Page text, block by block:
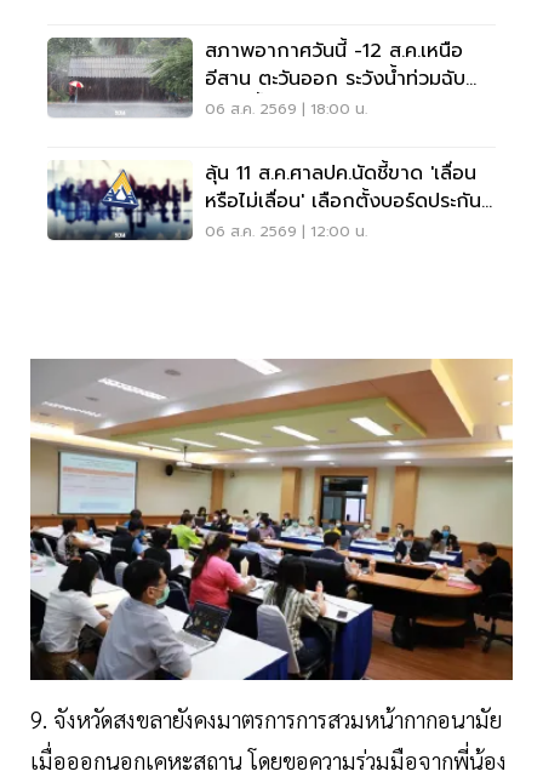
สภาพอากาศวันนี้ -12 ส.ค.เหนือ
อีสาน ตะวันออก ระวังน้ำท่วมฉับ
พลัน น้ำป่าไหลหลาก
06 ส.ค. 2569 | 18:00 น.
ลุ้น 11 ส.ค.ศาลปค.นัดชี้ขาด 'เลื่อน
หรือไม่เลื่อน' เลือกตั้งบอร์ดประกัน
สังคม
06 ส.ค. 2569 | 12:00 น.
9. จังหวัดสงขลายังคงมาตรการการสวมหน้ากากอนามัย
เมื่อออกนอกเคหะสถาน โดยขอความร่วมมือจากพี่น้อง